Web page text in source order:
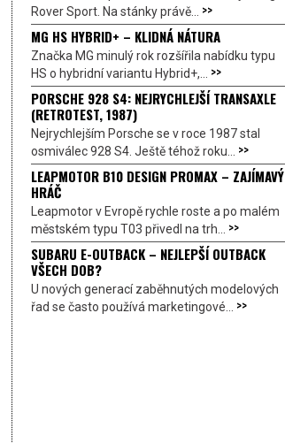
Rover Sport. Na stánky právě... >>
MG HS HYBRID+ – KLIDNÁ NÁTURA
Značka MG minulý rok rozšířila nabídku typu
HS o hybridní variantu Hybrid+,... >>
PORSCHE 928 S4: NEJRYCHLEJŠÍ TRANSAXLE
(RETROTEST, 1987)
Nejrychlejším Porsche se v roce 1987 stal
osmiválec 928 S4. Ještě téhož roku... >>
LEAPMOTOR B10 DESIGN PROMAX – ZAJÍMAVÝ
HRÁČ
Leapmotor v Evropě rychle roste a po malém
městském typu T03 přivedl na trh... >>
SUBARU E-OUTBACK – NEJLEPŠÍ OUTBACK
VŠECH DOB?
U nových generací zaběhnutých modelových
řad se často používá marketingové... >>